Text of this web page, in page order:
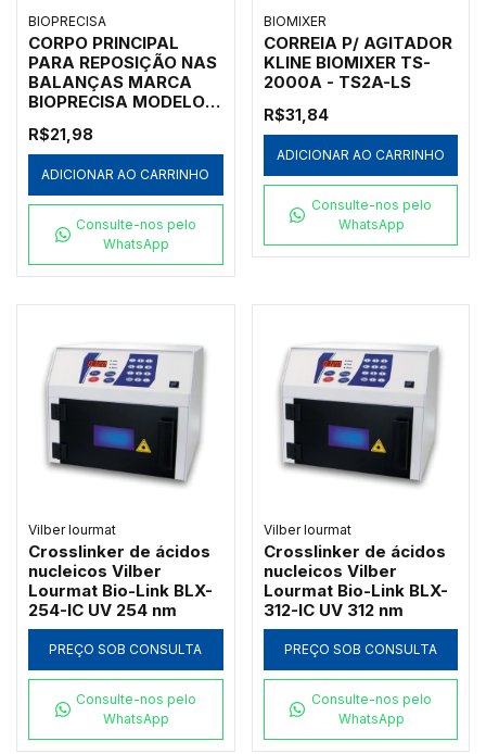
BIOPRECISA
CORPO PRINCIPAL
PARA REPOSIÇÃO NAS
BALANÇAS MARCA
BIOPRECISA MODELO
BS-BODY
R$21,98
ADICIONAR AO CARRINHO
Consulte-nos pelo
WhatsApp
BIOMIXER
CORREIA P/ AGITADOR
KLINE BIOMIXER TS-
2000A - TS2A-LS
R$31,84
ADICIONAR AO CARRINHO
Consulte-nos pelo
WhatsApp
Vilber lourmat
Crosslinker de ácidos
nucleicos Vilber
Lourmat Bio-Link BLX-
254-IC UV 254 nm
PREÇO SOB CONSULTA
Consulte-nos pelo
WhatsApp
Vilber lourmat
Crosslinker de ácidos
nucleicos Vilber
Lourmat Bio-Link BLX-
312-IC UV 312 nm
PREÇO SOB CONSULTA
Consulte-nos pelo
WhatsApp